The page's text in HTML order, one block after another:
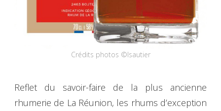
Crédits photos ©Isautier
Reflet du savoir-faire de la plus ancienne
rhumerie de La Réunion, les rhums d’exception